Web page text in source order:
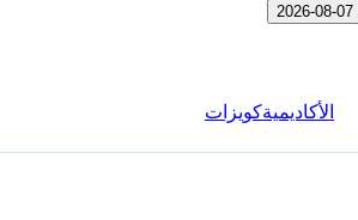
الأكاديميةكويزات